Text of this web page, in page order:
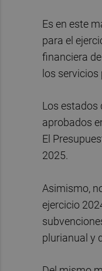
Es en este
para el
financiera
los
Los estados
aprobados
El
2025.
Asimismo,
ejercicio
plurianual y